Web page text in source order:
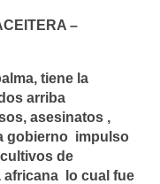
–
tiene la
arriba
asesinatos ,
gobierno impulso
de
africana lo cual fue